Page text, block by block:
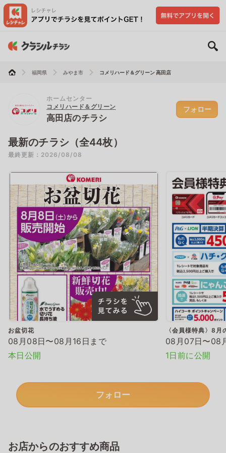
福岡県 みやま市 コメリハード＆グリーン 高田店
ホームセンター
コメリハード＆グリーン
高田店のチラシ
フォロー
最新のチラシ（全44枚）
最終更新：2026/08/08
お盆切花
08月08日〜08月16日まで
本日公開
〈会員様特典〉8
08月07日〜08
1日前に公開
フォロー
お店からのおすすめ商品